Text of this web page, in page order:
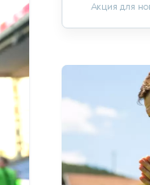
Акция для